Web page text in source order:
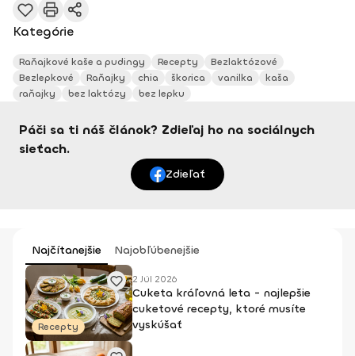
Kategórie
Raňajkové kaše a pudingy Recepty
Bezlaktózové
Bezlepkové
Raňajky chia škorica vanilka
kaša
raňajky
bez laktózy bez lepku
Páči sa ti náš článok? Zdieľaj ho na sociálnych
sieťach.
Zdieľať
Najčítanejšie Najobľúbenejšie
Recepty
2 Júl 2026
Cuketa kráľovná leta - najlepšie
cuketové recepty, ktoré musíte
vyskúšať